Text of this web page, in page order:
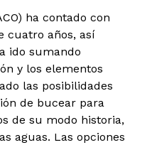
ha contado con
cuatro años, así
ido sumando
y los elementos
las posibilidades
de bucear para
de su modo historia,
aguas. Las opciones